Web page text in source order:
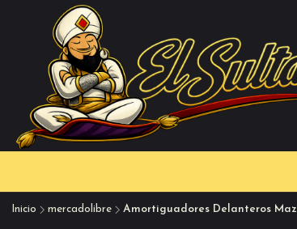
Inicio mercadolibre Amortiguadores Delanteros